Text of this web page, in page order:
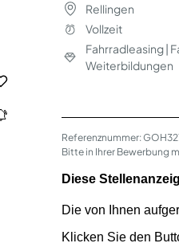
Rellingen
Vollzeit
Fahrradleasing |
Weiterbildungen
Referenznummer:
Bitte in Ihrer Bewerbung